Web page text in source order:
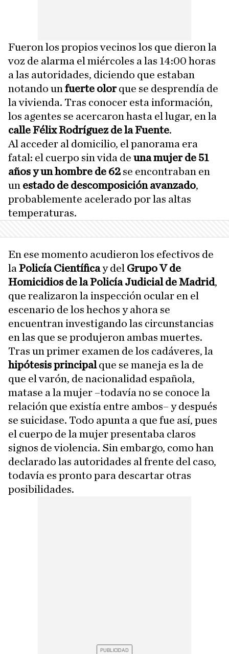
Fueron los propios vecinos los que dieron la
voz de alarma el miércoles a las 14:00 horas
a las autoridades, diciendo que estaban
notando un fuerte olorque se desprendía de
la vivienda. Tras conocer esta información,
los agentes se acercaron hasta el lugar, en la
calle Félix Rodríguez de la Fuente.
Al acceder al domicilio, el panorama era
fatal: el cuerpo sin vida de una mujer de 51
años y un hombre de 62 se encontraban en
un estado de descomposición avanzado,
probablemente acelerado por las altas
temperaturas.
En ese momento acudieron los efectivos de
la Policía Científicay del Grupo V de
Homicidios de la Policía Judicial de Madrid,
que realizaron la inspección ocular en el
escenario de los hechos y ahora se
encuentran investigando las circunstancias
en las que se produjeron ambas muertes.
Tras un primer examen de los cadáveres, la
hipótesis principalque se maneja es la de
que el varón, de nacionalidad española,
matase a la mujer –todavía no se conoce la
relación que existía entre ambos– y después
se suicidase. Todo apunta a que fue así, pues
el cuerpo de la mujer presentaba claros
signos de violencia. Sin embargo, como han
declarado las autoridades al frente del caso,
todavía es pronto para descartar otras
posibilidades.